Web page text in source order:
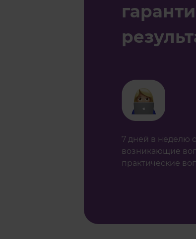
7 дней в неделю
возникающие
практические